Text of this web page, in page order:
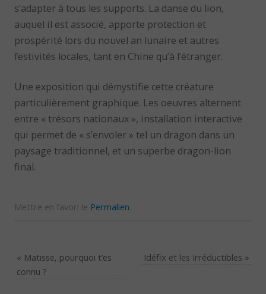
s’adapter à tous les supports. La danse du lion,
auquel il est associé, apporte protection et
prospérité lors du nouvel an lunaire et autres
festivités locales, tant en Chine qu’à l’étranger.
Une exposition qui démystifie cette créature
particulièrement graphique. Les oeuvres alternent
entre « trésors nationaux », installation interactive
qui permet de « s’envoler » tel un dragon dans un
paysage traditionnel, et un superbe dragon-lion
final.
Mettre en favori le Permalien
« Matisse, pourquoi t’es
connu ?
Idéfix et les Irréductibles »